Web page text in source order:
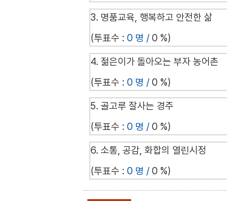
3. 명품교육, 행복하고 안전한 삶
(투표수 : 0 명 /0 %)
4. 젊은이가 돌아오는 부자 농어촌
(투표수 : 0 명 /0 %)
5. 골고루 잘사는 경주
(투표수 : 0 명 /0 %)
6. 소통, 공감, 화합의 열린시정
(투표수 : 0 명 /0 %)